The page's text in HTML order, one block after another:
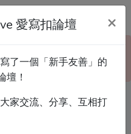
愛寫扣論壇」！
、網誌的平台。歡迎
便日後搜尋！
愛寫扣論壇 ×
了一個「新手友善」的
壇！
家交流、分享、互相打